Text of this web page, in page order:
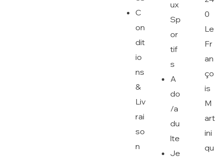
C
on
dit
io
ns
&
Liv
rai
so
n
ux
Sp
or
tif
s
A
do
/a
du
lte
Je
0
Le
Fr
an
ço
is
M
art
ini
qu